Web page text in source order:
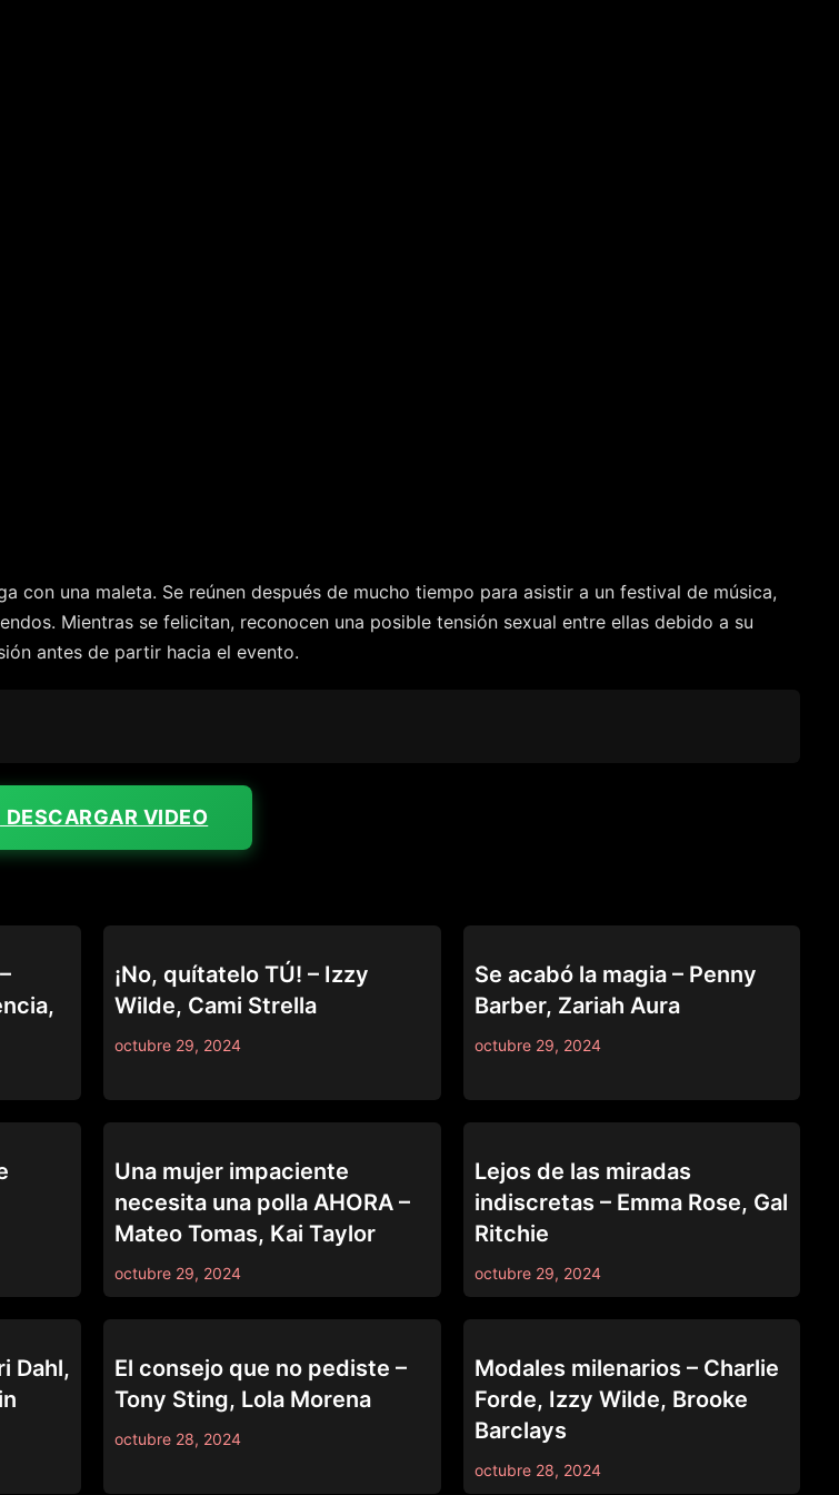
con una maleta. Se reúnen después de mucho tiempo para asistir a un festival de música,
Mientras se felicitan, reconocen una posible tensión sexual entre ellas debido a su
antes de partir hacia el evento.
VIDEO
¡No, quítatelo TÚ! – Izzy
Wilde, Cami Strella
octubre 29, 2024
Se acabó la magia – Penny
Barber, Zariah Aura
octubre 29, 2024
Una mujer impaciente
necesita una polla AHORA –
Mateo Tomas, Kai Taylor
octubre 29, 2024
Lejos de las miradas
indiscretas – Emma Rose, Gal
Ritchie
octubre 29, 2024
Dahl,
El consejo que no pediste –
Tony Sting, Lola Morena
octubre 28, 2024
Modales milenarios – Charlie
Forde, Izzy Wilde, Brooke
Barclays
octubre 28, 2024